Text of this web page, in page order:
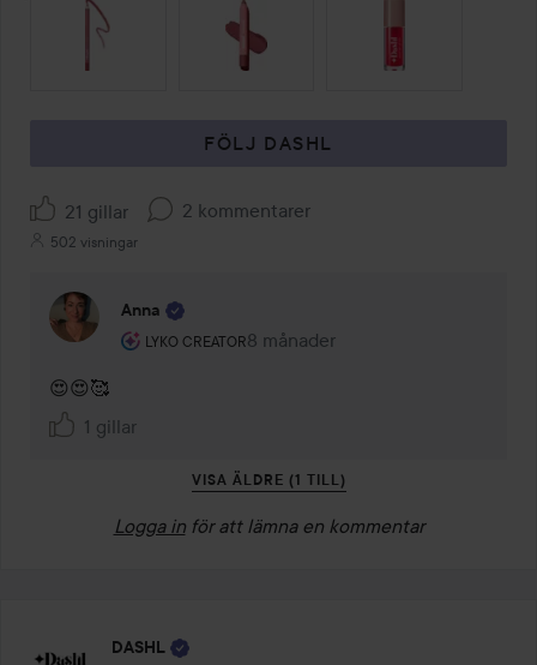
HOPPA ÖVER SEKTIONEN
FÖLJ DASHL
21 gillar 2 kommentarer
502 visningar
Anna
LYKO CREATOR
Användarens roll: Lyko Creator.
8 månader
Kommentaren lades 8 månader
😍😍🥰
1 gillar
VISA ÄLDRE (1 TILL)
Logga in för att lämna en kommentar
DASHL